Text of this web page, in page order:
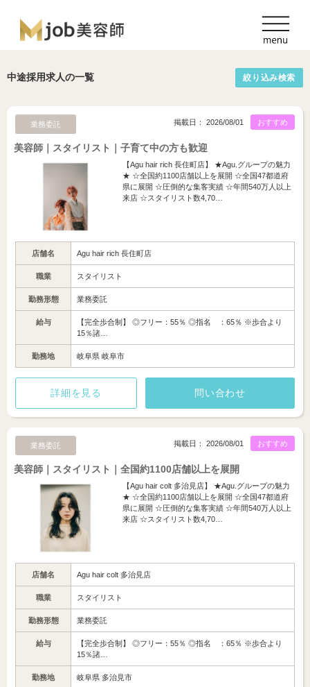
中途採用求人の一覧 絞り込み検索
業務委託 おすすめ
掲載日： 2026/08/01
美容師｜スタイリスト｜子育て中の方も歓迎
【Agu hair rich 長住町店】 ★Agu.グループの魅力
★ ☆全国約1100店舗以上を展開 ☆全国47都道府
県に展開 ☆圧倒的な集客実績 ☆年間540万人以上
来店 ☆スタイリスト数4,70…
店舗名 Agu hair rich 長住町店
職業 スタイリスト
勤務形態 業務委託
給与
【完全歩合制】 ◎フリー：55％ ◎指名 ：65％ ※歩合より
15％諸…
勤務地 岐阜県 岐阜市
詳細を見る 問い合わせ
業務委託 おすすめ
掲載日： 2026/08/01
美容師｜スタイリスト｜全国約1100店舗以上を展開
【Agu hair colt 多治見店】 ★Agu.グループの魅力
★ ☆全国約1100店舗以上を展開 ☆全国47都道府
県に展開 ☆圧倒的な集客実績 ☆年間540万人以上
来店 ☆スタイリスト数4,70…
店舗名 Agu hair colt 多治見店
職業 スタイリスト
勤務形態 業務委託
給与
【完全歩合制】 ◎フリー：55％ ◎指名 ：65％ ※歩合より
15％諸…
勤務地 岐阜県 多治見市